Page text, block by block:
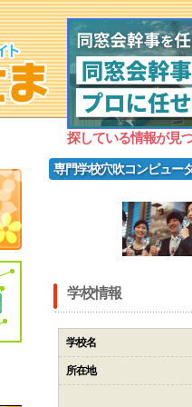
探している情報が見
専門学校穴吹コンピュー
学校情報
学校名
所在地